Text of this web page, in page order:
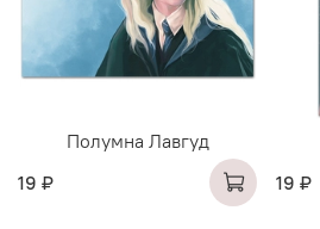
Полумна Лавгуд
19 ₽
19 ₽